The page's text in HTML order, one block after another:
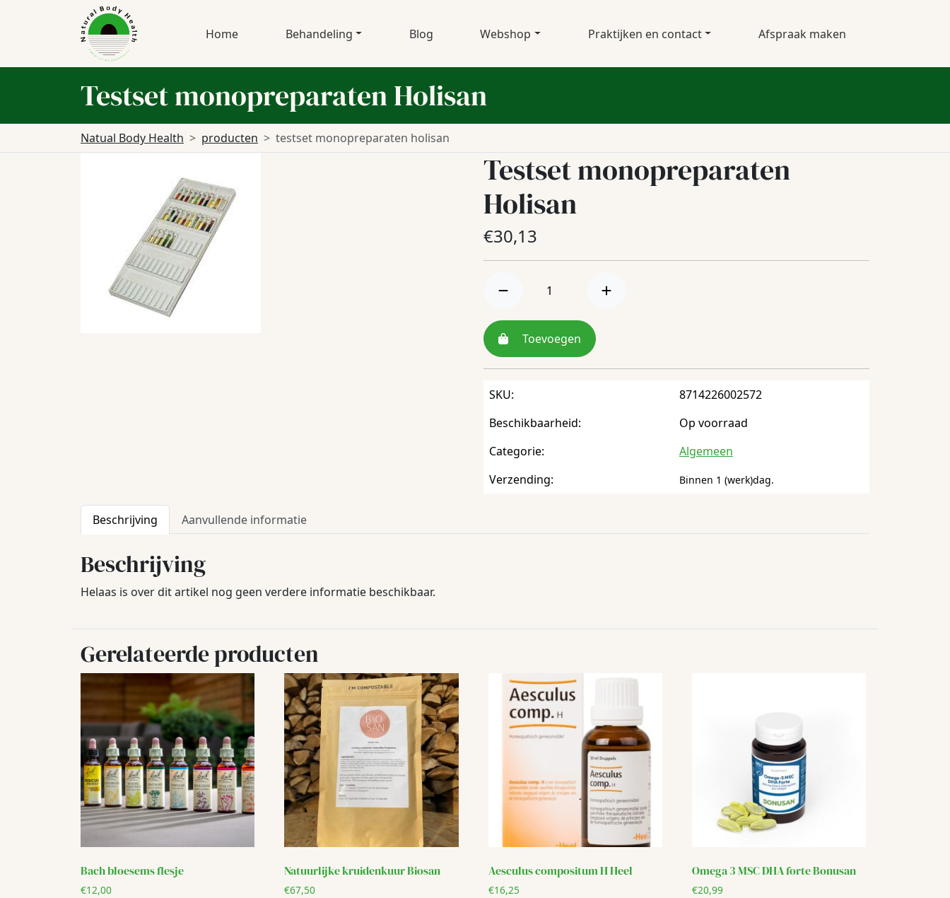
Home Behandeling Blog Webshop Praktijken en contact Afspraak maken
Testset monopreparaten Holisan
Natual Body Health producten testset monopreparaten holisan
Testset monopreparaten
Holisan
€30,13
Toevoegen
SKU:
8714226002572
Beschikbaarheid:
Op voorraad
Categorie:
Algemeen
Verzending:
Binnen 1 (werk)dag.
Beschrijving Aanvullende informatie
Beschrijving
Helaas is over dit artikel nog geen verdere informatie beschikbaar.
Gerelateerde producten
Bach bloesems flesje
€12,00
Natuurlijke kruidenkuur Biosan
€67,50
Aesculus compositum H Heel
€16,25
Omega 3 MSC DHA forte Bonusan
€20,99